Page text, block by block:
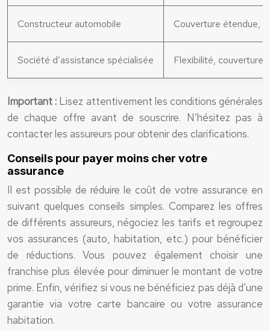
Constructeur automobile Couverture étendue,
Société d’assistance spécialisée Flexibilité, couverture
Important : Lisez attentivement les conditions générales
de chaque offre avant de souscrire. N’hésitez pas à
contacter les assureurs pour obtenir des clarifications.
Conseils pour payer moins cher votre
assurance
Il est possible de réduire le coût de votre assurance en
suivant quelques conseils simples. Comparez les offres
de différents assureurs, négociez les tarifs et regroupez
vos assurances (auto, habitation, etc.) pour bénéficier
de réductions. Vous pouvez également choisir une
franchise plus élevée pour diminuer le montant de votre
prime. Enfin, vérifiez si vous ne bénéficiez pas déjà d’une
garantie via votre carte bancaire ou votre assurance
habitation.